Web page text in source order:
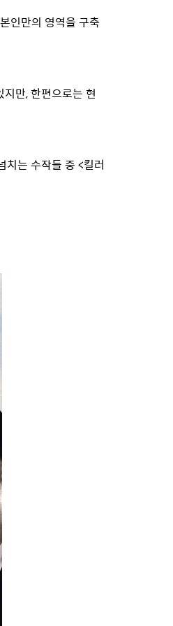
인만의 영역을 구축
만, 한편으로는 현
치는 수작들 중 <킬러